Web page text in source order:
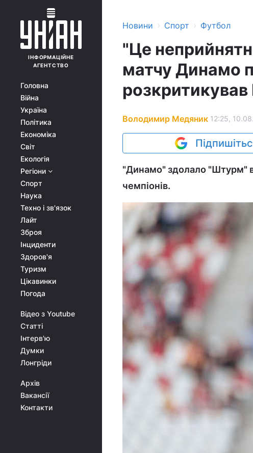
ІНФОРМАЦІЙНЕ
АГЕНТСТВО
Головна
Війна
Україна
Політика
Економіка
Світ
Екологія
Регіони
Спорт
Наука
Техно і зв'язок
Лайт
Зброя
Інциденти
Здоров'я
Туризм
Цікавинки
Погода
Відео з Youtube
Статті
Інтерв'ю
Думки
Лонгріди
Архів
Вакансії
Контакти
Новини › Спорт › Футбол
"Це
матчу Динамо
Володимир Медяник 12:25,
"Динамо" здолало "Штурм" в
чемпіонів.